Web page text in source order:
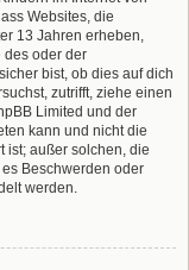
Websites, die
13 Jahren erheben,
des oder der
bist, ob dies auf dich
zutrifft, ziehe einen
Limited und der
kann und nicht die
ist; außer solchen, die
Beschwerden oder
werden.